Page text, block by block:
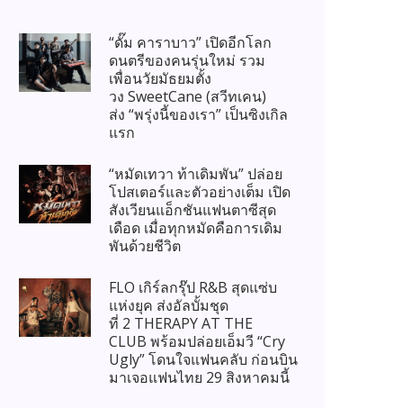
“ดั๊ม คาราบาว” เปิดอีกโลก
ดนตรีของคนรุ่นใหม่ รวม
เพื่อนวัยมัธยมตั้ง
วง SweetCane (สวีทเคน)
ส่ง “พรุ่งนี้ของเรา” เป็นซิงเกิล
แรก
“หมัดเทวา ท้าเดิมพัน” ปล่อย
โปสเตอร์และตัวอย่างเต็ม เปิด
สังเวียนแอ็กชันแฟนตาซีสุด
เดือด เมื่อทุกหมัดคือการเดิม
พันด้วยชีวิต
FLO เกิร์ลกรุ๊ป R&B สุดแซ่บ
แห่งยุค ส่งอัลบั้มชุด
ที่ 2 THERAPY AT THE
CLUB พร้อมปล่อยเอ็มวี “Cry
Ugly” โดนใจแฟนคลับ ก่อนบิน
มาเจอแฟนไทย 29 สิงหาคมนี้